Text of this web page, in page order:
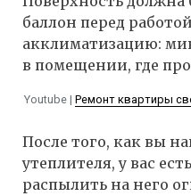
баллон перед
акклиматизацию:
в помещении, где
Youtube | Ремонт квартиры
После того, как вы
утеплителя, у вас
распылить на него